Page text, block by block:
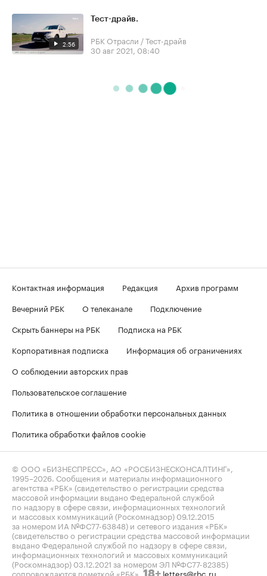
2:56
Тест-драйв.
РБК Отрасли / Тест-драйв
30 авг 2021, 08:40
Контактная информация Редакция
Архив программ
Вечерний РБК
О телеканале
Подключение
Скрыть баннеры на РБК
Подписка на РБК
Корпоративная подписка
Информация об ограничениях
О соблюдении авторских прав
Пользовательское соглашение
Политика в отношении обработки персональных данных
Политика обработки файлов cookie
© ООО «БИЗНЕСПРЕСС», АО «РОСБИЗНЕСКОНСАЛТИНГ»,
1995–2026 . Сообщения и материалы информационного
агентства «РБК» (свидетельство о регистрации средства
массовой информации выдано Федеральной службой
по надзору в сфере связи, информационных технологий
и массовых коммуникаций (Роскомнадзор) 09.12.2015
за номером ИА №ФС77-63848) и сетевого издания «РБК»
(свидетельство о регистрации средства массовой информации
выдано Федеральной службой по надзору в сфере связи,
информационных технологий и массовых коммуникаций
(Роскомнадзор) 03.12.2021 за номером ЭЛ №ФС77-82385)
сопровождаются пометкой «РБК». 18+ letters@rbc.ru